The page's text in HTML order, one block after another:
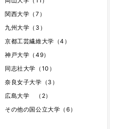
関西大学（7）
九州大学（3）
京都工芸繊維大学（4）
神戸大学（49）
同志社大学（10）
奈良女子大学（3）
広島大学 （2）
その他の国公立大学（6）